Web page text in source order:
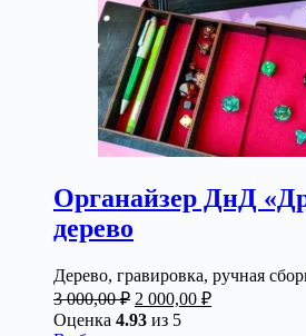
Органайзер ДнД
дерево
Дерево, гравировка, ручная
3 000,00₽ Первоначальная
цена
2 000,00 ₽Текущая
Оценка 4.93 из 5